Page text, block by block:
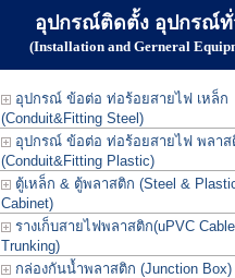
อุปกรณ์ติดตั้ง อุปกรณ์ทั่
(Installation and Gerneral
อุปกรณ์ ข้อต่อ ท่อร้อยสายไฟ เหล็ก
(Conduit&Fitting Steel)
อุปกรณ์ ข้อต่อ ท่อร้อยสายไฟ พลาส
(Conduit&Fitting Plastic)
ตู้เหล็ก & ตู้พลาสติก (Steel &
Cabinet)
รางเก็บสายไฟพลาสติก(uPVC Cable
Trunking)
กล่องกันน้ำพลาสติก (Junction Box)